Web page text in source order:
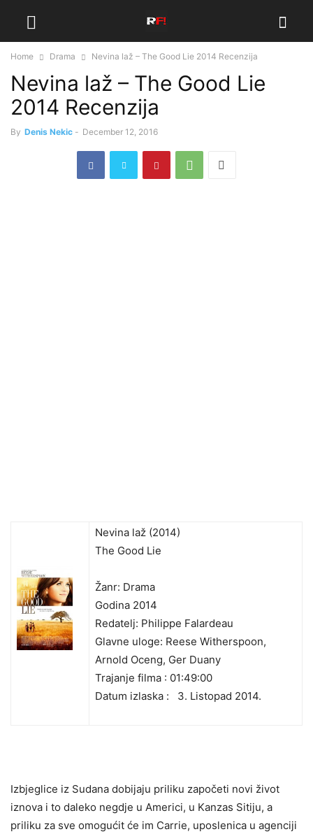
Home Drama Nevina laž – The Good Lie 2014 Recenzija
Nevina laž – The Good Lie
2014 Recenzija
By Denis Nekic - December 12, 2016
Nevina laž (2014)
The Good Lie
Žanr: Drama
Godina 2014
Redatelj: Philippe Falardeau
Glavne uloge: Reese Witherspoon,
Arnold Oceng, Ger Duany
Trajanje filma : 01:49:00
Datum izlaska :
3. Listopad 2014.
Izbjeglice iz Sudana dobijaju priliku započeti novi život
iznova i to daleko negdje u Americi, u Kanzas Sitiju, a
priliku za sve omogućit će im Carrie, uposlenica u agenciji